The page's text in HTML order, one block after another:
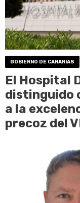
GOBIERNO DE CANARIAS
El Hospital
distinguido
a la
precoz del